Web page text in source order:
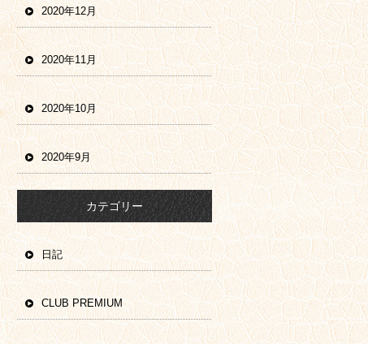
2020年12月
2020年11月
2020年10月
2020年9月
カテゴリー
日記
CLUB PREMIUM